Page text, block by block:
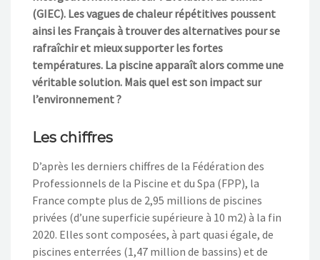
(GIEC). Les vagues de chaleur répétitives poussent
ainsi les Français à trouver des alternatives pour se
rafraîchir et mieux supporter les fortes
températures. La piscine apparaît alors comme une
véritable solution. Mais quel est son impact sur
l’environnement ?
Les chiffres
D’après les derniers chiffres de la Fédération des
Professionnels de la Piscine et du Spa (FPP), la
France compte plus de 2,95 millions de piscines
privées (d’une superficie supérieure à 10 m2) à la fin
2020. Elles sont composées, à part quasi égale, de
piscines enterrées (1,47 million de bassins) et de